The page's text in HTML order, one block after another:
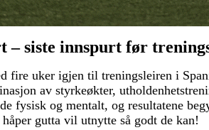
– siste innspurt før
fire uker igjen til treningsleiren i
av styrkeøkter,
fysisk og mentalt, og resultatene
gutta vil utnytte så godt de kan!